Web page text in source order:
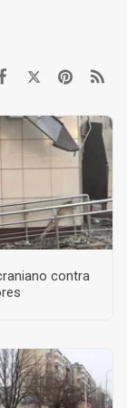
contra